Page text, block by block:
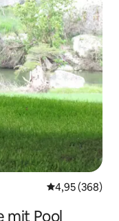
4,95 (368)
mit Pool